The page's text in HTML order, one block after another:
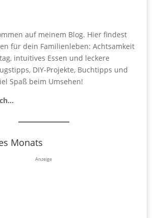
auf meinem Blog. Hier findest
für dein Familienleben: Achtsamkeit
intuitives Essen und leckere
DIY-Projekte, Buchtipps und
Spaß beim Umsehen!
Monats
Anzeige